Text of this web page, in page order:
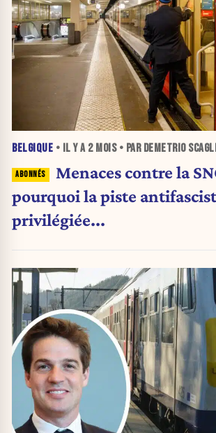
BELGIQUE • IL Y A 2 MOIS• PAR DEMETRIO
Menaces contre la
pourquoi la piste antifasciste est
privilégiée...